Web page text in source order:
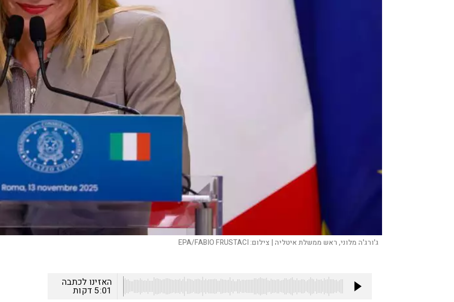
ג'ורג'ה מלוני, ראש ממשלת איטליה | צילום:EPA/FABIO FRUSTACI
האזינו לכתבה
5:01 דקות